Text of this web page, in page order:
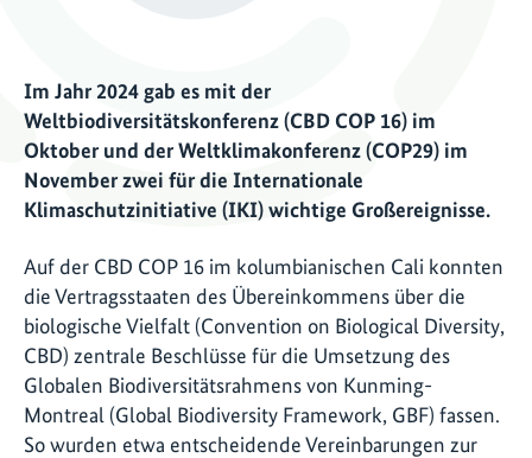
Im Jahr 2024 gab es mit der
Weltbiodiversitätskonferenz (CBD COP 16) im
Oktober und der Weltklimakonferenz (COP29) im
November zwei für die Internationale
Klimaschutzinitiative (IKI) wichtige Großereignisse.
Auf der CBD COP 16 im kolumbianischen Cali konnten
die Vertragsstaaten des Übereinkommens über die
biologische Vielfalt (Convention on Biological Diversity,
CBD) zentrale Beschlüsse für die Umsetzung des
Globalen Biodiversitätsrahmens von Kunming-
Montreal (Global Biodiversity Framework, GBF) fassen.
So wurden etwa entscheidende Vereinbarungen zur